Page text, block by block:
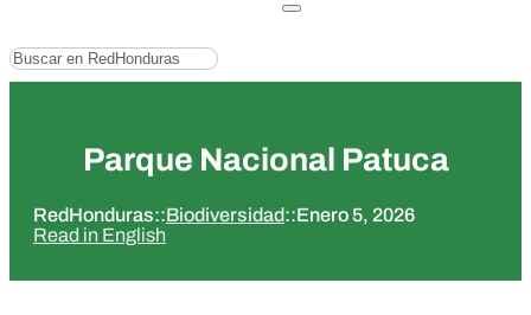
Buscar
Parque Nacional Patuca
RedHonduras::Biodiversidad::Enero 5, 2026
Read in English